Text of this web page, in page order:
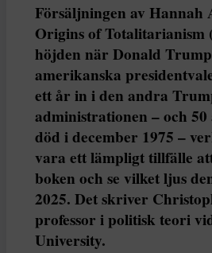
Försäljningen av Hannah
Origins of Totalitarianism
höjden när Donald
amerikanska
ett år in i den andra
administrationen – och
död i december 1975 –
vara ett lämpligt tillfälle
boken och se vilket ljus
2025. Det skriver
professor i politisk teori
University.